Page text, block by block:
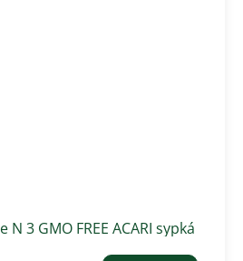
3 GMO FREE ACARI sypká